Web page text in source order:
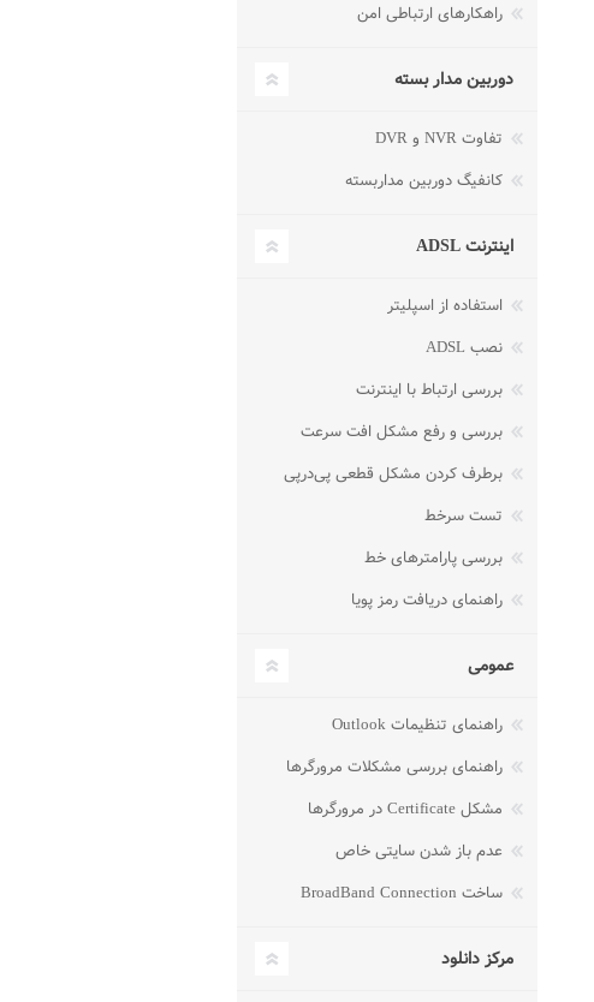
راهکارهای ارتباطی امن
دوربین مدار بسته
تفاوت NVR و DVR
کانفیگ دوربین مداربسته
اینترنت ADSL
استفاده از اسپلیتر
نصب ADSL
بررسی ارتباط با اینترنت
بررسی و رفع مشکل افت سرعت
برطرف کردن مشکل قطعی پی‌در‌پی
تست سرخط
بررسی پارامترهای خط
راهنمای دریافت رمز پویا
عمومی
راهنمای تنظیمات Outlook
راهنمای بررسی مشکلات مرورگرها
مشکل Certificate در مرورگرها
عدم باز شدن سایتی خاص
ساخت BroadBand Connection
مرکز دانلود